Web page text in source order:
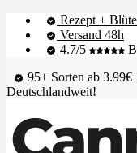
Rezept +
Versand 48h
4.7/5
95+ Sorten ab 3.99€
Deutschlandweit!